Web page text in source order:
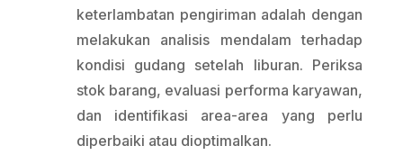
keterlambatan pengiriman adalah dengan
melakukan analisis mendalam terhadap
kondisi gudang setelah liburan. Periksa
stok barang, evaluasi performa karyawan,
dan identifikasi area-area yang perlu
diperbaiki atau dioptimalkan.